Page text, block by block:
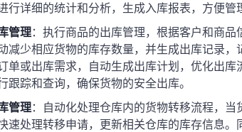
行详细的统计和分析，生成入库报表，方便管
管理：执行商品的出库管理，根据客户和商
减少相应货物的库存数量，并生成出库记录
单或出库需求，自动生成出库计划，优化出
跟踪和查询，确保货物的安全出库。
管理：自动化处理仓库内的货物转移流程，
速处理转移申请，更新相关仓库的库存信息